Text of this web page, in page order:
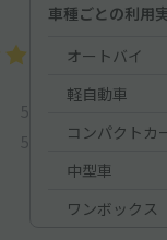
5
5
車種ごとの利用
オートバイ
軽自動車
コンパクトカ
中型車
ワンボックス